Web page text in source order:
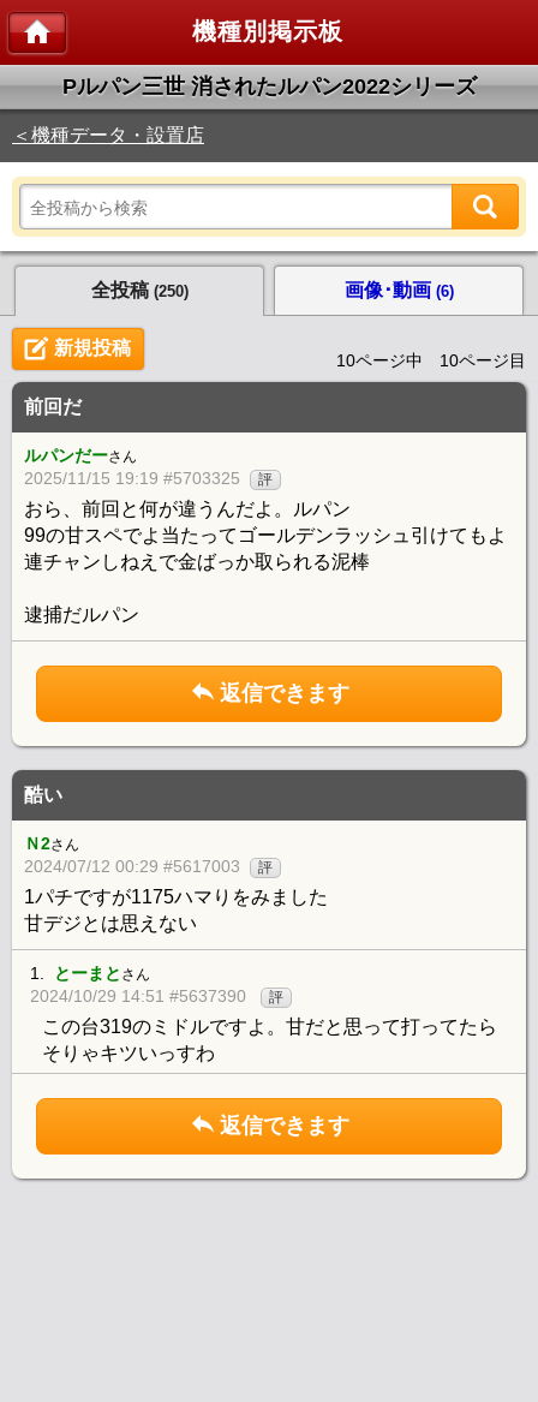
機種別掲示板
Pルパン三世 消されたルパン2022シリーズ
＜機種データ・設置店
全投稿 (250) 画像･動画 (6)
新規投稿
10ページ中 10ページ目
前回だ
ルパンだーさん
2025/11/15 19:19 #5703325 評
おら、前回と何が違うんだよ。ルパン
99の甘スペでよ当たってゴールデンラッシュ引けてもよ
連チャンしねえで金ばっか取られる泥棒
逮捕だルパン
返信できます
酷い
Ｎ2さん
2024/07/12 00:29 #5617003 評
1パチですが1175ハマりをみました
甘デジとは思えない
1. とーまと さん
2024/10/29 14:51 #5637390 評
この台319のミドルですよ。甘だと思って打ってたら
そりゃキツいっすわ
返信できます